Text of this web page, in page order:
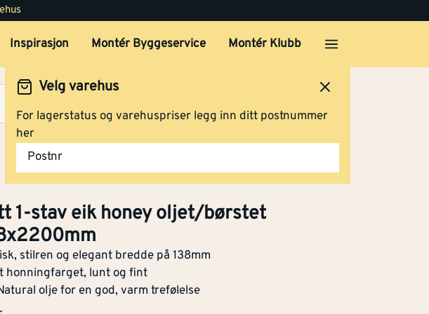
Inspirasjon Montér Byggeservice Montér Klubb
Velg varehus
For lagerstatus og varehuspriser legg inn ditt postnummer
her
Postnr
1-stav eik honey oljet/børstet
stilren og elegant bredde på 138mm
honningfarget, lunt og fint
olje for en god, varm trefølelse
14x138x2200mm
Kjøp
1-stav eik hvit vivo
børstet 14x138x2200mm
Kjøp
1-stav eik hvit semi smoked
børstet 14x138x2200mm
1-stav eik authentic
oljet/børstet
[mm] 138
[mm]
Ja
[mm]
3.5
[w/(m.k)]
0.14